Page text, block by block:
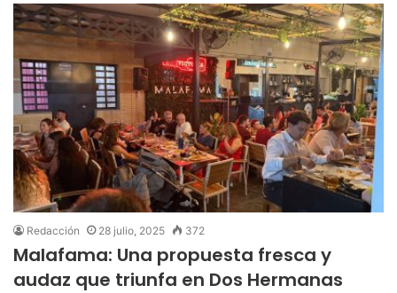
Redacción 28 julio, 2025 372
Malafama: Una propuesta fresca y
audaz que triunfa en Dos Hermanas